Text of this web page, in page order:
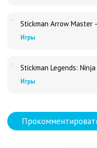
Stickman Arrow Master
Игры
Stickman Legends:
Игры